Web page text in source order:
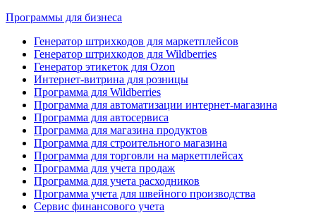
Программы для бизнеса
Генератор штрихкодов для маркетплейсов
Генератор штрихкодов для Wildberries
Генератор этикеток для Ozon
Интернет-витрина для розницы
Программа для Wildberries
Программа для автоматизации интернет-магазина
Программа для автосервиса
Программа для магазина продуктов
Программа для строительного магазина
Программа для торговли на маркетплейсах
Программа для учета продаж
Программа для учета расходников
Программа учета для швейного производства
Сервис финансового учета